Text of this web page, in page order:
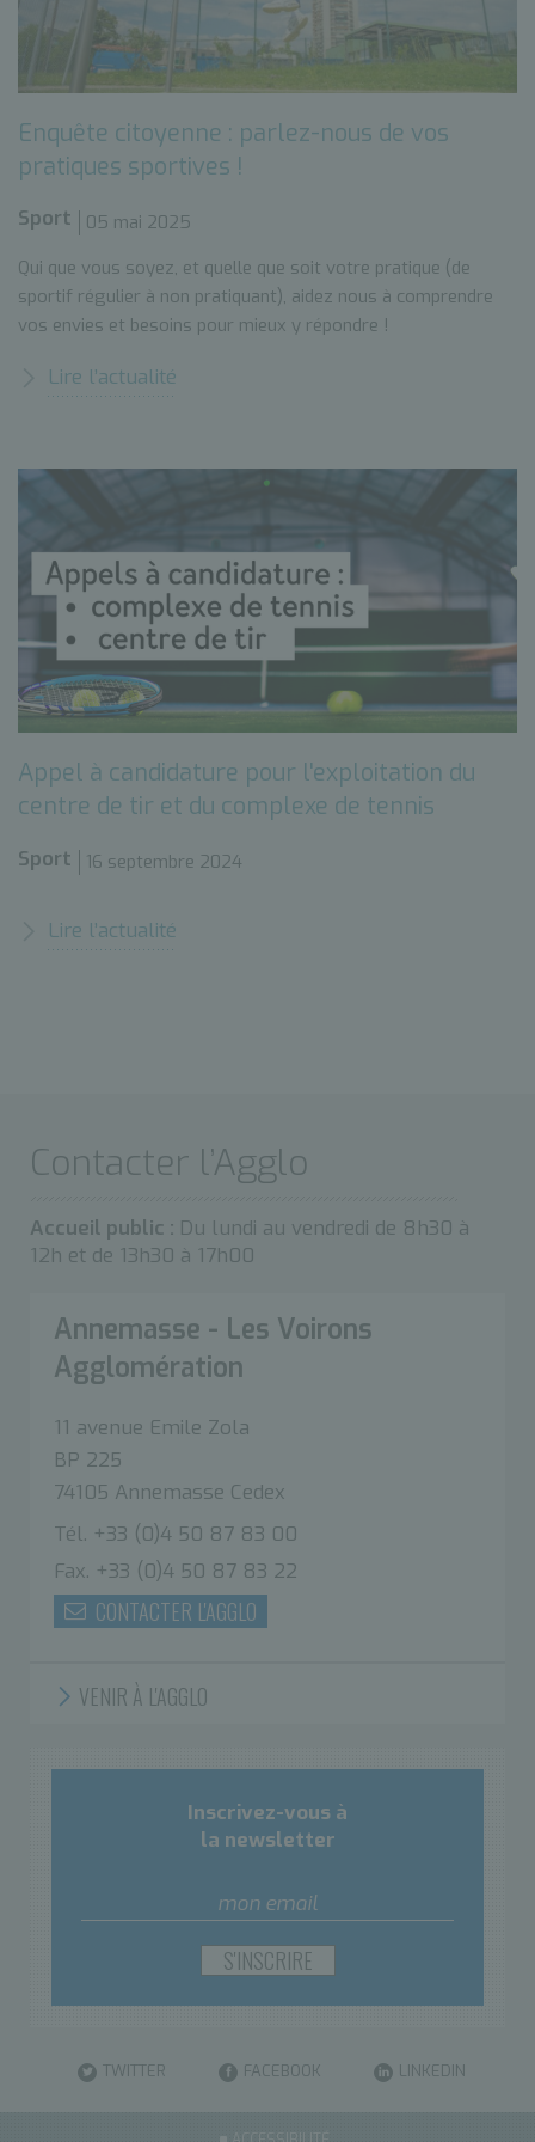
Enquête citoyenne : parlez-nous de vos
pratiques sportives !
Sport
05 mai 2025
Qui que vous soyez, et quelle que soit votre pratique (de
sportif régulier à non pratiquant), aidez nous à comprendre
vos envies et besoins pour mieux y répondre !
Lire l’actualité
Appel à candidature pour l'exploitation du
centre de tir et du complexe de tennis
Sport 16 septembre 2024
Lire l’actualité
Contacter l’Agglo
Accueil public : Du lundi au vendredi de 8h30 à
12h et de 13h30 à 17h00
Annemasse - Les Voirons
Agglomération
11 avenue Emile Zola
BP 225
74105 Annemasse Cedex
Tél. +33 (0)4 50 87 83 00
Fax. +33 (0)4 50 87 83 22
CONTACTER L'AGGLO
VENIR À L'AGGLO
Inscrivez-vous à
la newsletter
TWITTER FACEBOOK LINKEDIN